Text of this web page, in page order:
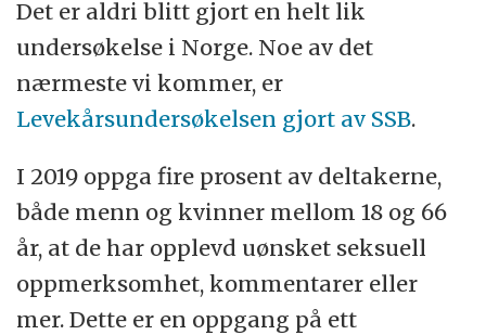
Det er aldri blitt gjort en helt lik
undersøkelse i Norge. Noe av det
nærmeste vi kommer, er
Levekårsundersøkelsen gjort av SSB.
I 2019 oppga fire prosent av deltakerne,
både menn og kvinner mellom 18 og 66
år, at de har opplevd uønsket seksuell
oppmerksomhet, kommentarer eller
mer. Dette er en oppgang på ett